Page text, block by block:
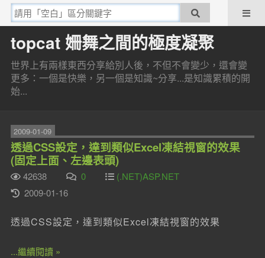
topcat 姍舞之間的極度凝聚
世界上有兩樣東西分享給別人後，不但不會變少，還會變
更多：一個是快樂，另一個是知識~分享...是知識累積的開
始...
2009-01-09
透過CSS設定，達到類似Excel凍結視窗的效果
(固定上面、左邊表頭)
42638 0
(.NET)ASP.NET
2009-01-16
透過CSS設定，達到類似Excel凍結視窗的效果
...繼續閱讀 »